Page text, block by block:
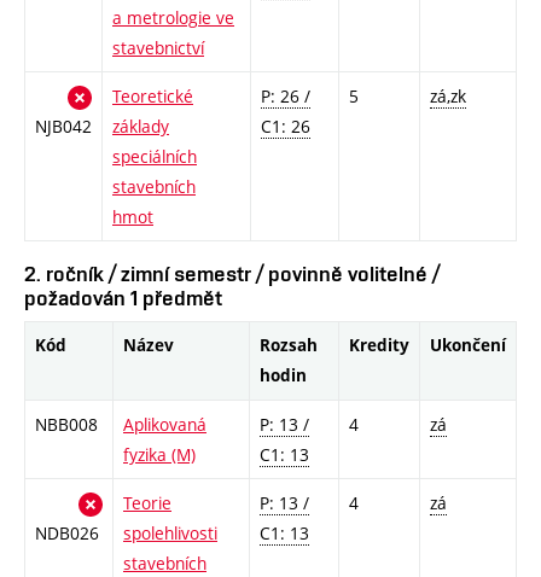
a metrologie ve
stavebnictví
NJB042
Teoretické
základy
speciálních
stavebních
hmot
P: 26 /
C1: 26
5 zá,zk
2. ročník / zimní semestr / povinně volitelné /
požadován 1 předmět
Kód Název
Rozsah
hodin
Kredity Ukončení
NBB008
Aplikovaná
fyzika (M)
P: 13 /
C1: 13
4 zá
NDB026
Teorie
spolehlivosti
stavebních
P: 13 /
C1: 13
4 zá